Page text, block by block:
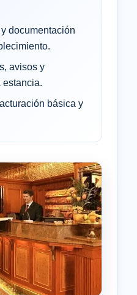
documentación
avisos y
básica y